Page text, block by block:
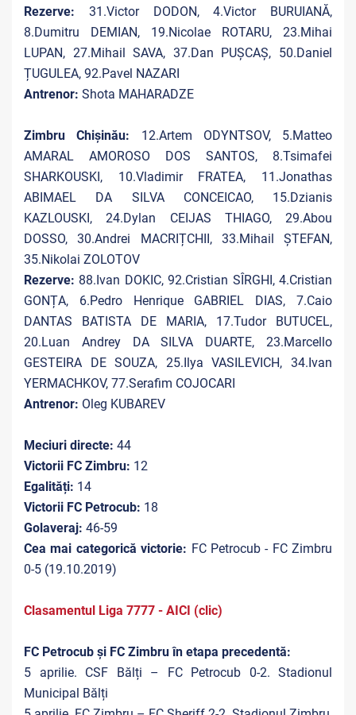
Rezerve: 31.Victor DODON, 4.Victor BURUIANĂ,
8.Dumitru DEMIAN, 19.Nicolae ROTARU, 23.Mihai
LUPAN, 27.Mihail SAVA, 37.Dan PUȘCAȘ, 50.Daniel
ȚUGULEA, 92.Pavel NAZARI
Antrenor: Shota MAHARADZE
Zimbru Chișinău: 12.Artem ODYNTSOV, 5.Matteo
AMARAL AMOROSO DOS SANTOS, 8.Tsimafei
SHARKOUSKI, 10.Vladimir FRATEA, 11.Jonathas
ABIMAEL DA SILVA CONCEICAO, 15.Dzianis
KAZLOUSKI, 24.Dylan CEIJAS THIAGO, 29.Abou
DOSSO, 30.Andrei MACRIȚCHII, 33.Mihail ȘTEFAN,
35.Nikolai ZOLOTOV
Rezerve: 88.Ivan DOKIC, 92.Cristian SÎRGHI, 4.Cristian
GONȚA, 6.Pedro Henrique GABRIEL DIAS, 7.Caio
DANTAS BATISTA DE MARIA, 17.Tudor BUTUCEL,
20.Luan Andrey DA SILVA DUARTE, 23.Marcello
GESTEIRA DE SOUZA, 25.Ilya VASILEVICH, 34.Ivan
YERMACHKOV, 77.Serafim COJOCARI
Antrenor: Oleg KUBAREV
Meciuri directe: 44
Victorii FC Zimbru: 12
Egalități: 14
Victorii FC Petrocub: 18
Golaveraj: 46-59
Cea mai categorică victorie: FC Petrocub - FC Zimbru
0-5 (19.10.2019)
Clasamentul Liga 7777 - AICI (clic)
FC Petrocub și FC Zimbru în etapa precedentă:
5 aprilie. CSF Bălți – FC Petrocub 0-2. Stadionul
Municipal Bălți